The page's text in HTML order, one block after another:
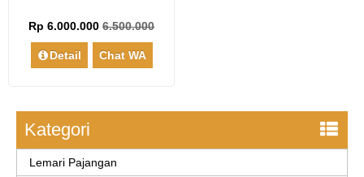
Rp 6.000.0006.500.000
Detail Chat WA
Kategori
Lemari Pajangan